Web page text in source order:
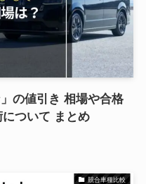
の値引き 相場や合格
ついて まとめ
競合車種比較